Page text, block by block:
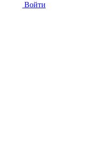
Войти